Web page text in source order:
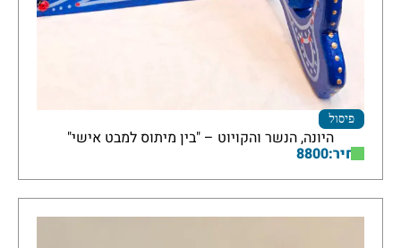
פיסול
היונה, הנשר והקויוט – "בין מיתוס למבט אישי"
מחיר:8800